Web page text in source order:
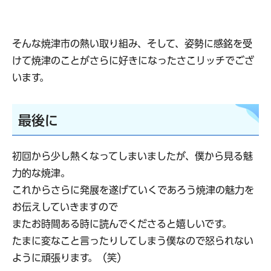
そんな焼津市の熱い取り組み、そして、姿勢に感銘を受
けて焼津のことがさらに好きになったさこリッチでござ
います。
最後に
初回から少し熱くなってしまいましたが、僕から見る魅
力的な焼津。
これからさらに発展を遂げていくであろう焼津の魅力を
お伝えしていきますので
またお時間ある時に読んでくださると嬉しいです。
たまに変なこと言ったりしてしまう僕なので怒られない
ように頑張ります。（笑）